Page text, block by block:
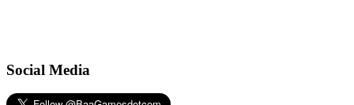
Social Media